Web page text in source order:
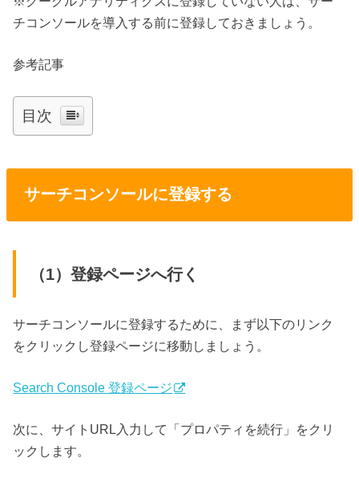
チコンソールを導入する前に登録しておきましょう。
参考記事
目次
サーチコンソールに登録する
（1）登録ページへ行く
サーチコンソールに登録するために、まず以下のリンク
をクリックし登録ページに移動しましょう。
Search Console 登録ページ
次に、サイトURL入力して「プロパティを続行」をクリ
ックします。